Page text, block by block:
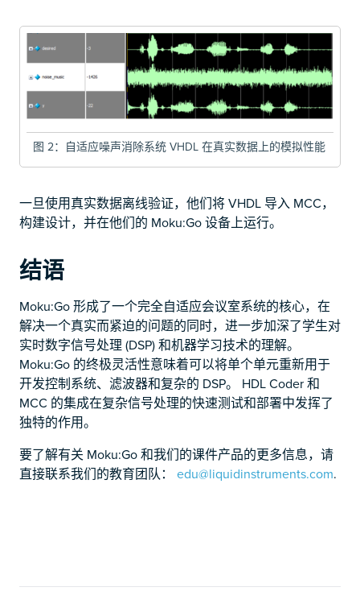
图 2：自适应噪声消除系统 VHDL 在真实数据上的模拟性能
一旦使用真实数据离线验证，他们将 VHDL 导入 MCC，
构建设计，并在他们的 Moku:Go 设备上运行。
结语
Moku:Go 形成了一个完全自适应会议室系统的核心，在
解决一个真实而紧迫的问题的同时，进一步加深了学生对
实时数字信号处理 (DSP) 和机器学习技术的理解。
Moku:Go 的终极灵活性意味着可以将单个单元重新用于
开发控制系统、滤波器和复杂的 DSP。 HDL Coder 和
MCC 的集成在复杂信号处理的快速测试和部署中发挥了
独特的作用。
要了解有关 Moku:Go 和我们的课件产品的更多信息，请
直接联系我们的教育团队： edu@liquidinstruments.com.